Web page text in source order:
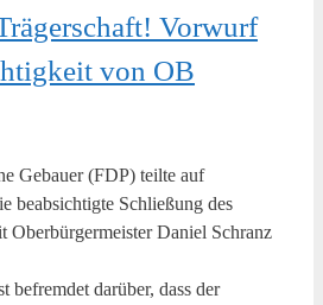
Vorwurf
von OB
Gebauer (FDP) teilte auf
beabsichtigte Schließung des
Oberbürgermeister Daniel Schranz
darüber, dass der